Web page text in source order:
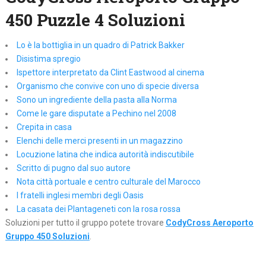
450 Puzzle 4 Soluzioni
Lo è la bottiglia in un quadro di Patrick Bakker
Disistima spregio
Ispettore interpretato da Clint Eastwood al cinema
Organismo che convive con uno di specie diversa
Sono un ingrediente della pasta alla Norma
Come le gare disputate a Pechino nel 2008
Crepita in casa
Elenchi delle merci presenti in un magazzino
Locuzione latina che indica autorità indiscutibile
Scritto di pugno dal suo autore
Nota città portuale e centro culturale del Marocco
I fratelli inglesi membri degli Oasis
La casata dei Plantageneti con la rosa rossa
Soluzioni per tutto il gruppo potete trovare CodyCross Aeroporto
Gruppo 450 Soluzioni.